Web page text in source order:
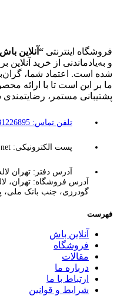
فروشگاه اینترنتی “آنلاین
و به‌یادماندنی از خرید
شده است. اعتماد شما،
ما بر این است تا با ارائه
پشتیبانی مستمر، رضایتمندی
تلفن تماس: 09981226895، 09354082678
پست الکترونیکی: Info@onlinebash.net
آدرس فروشگاه: تهران،
گودرزی، جنب بانک ملی،
فهرست
آنلاین باش
فروشگاه
مقالات
درباره ما
ارتباط با ما
شرایط و قوانین